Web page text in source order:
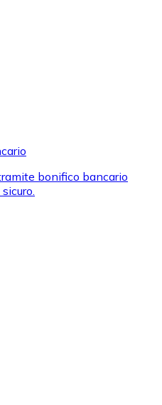
contanti e altri mezzi di
per acquistare
marchi preferiti con
bonifico bancario